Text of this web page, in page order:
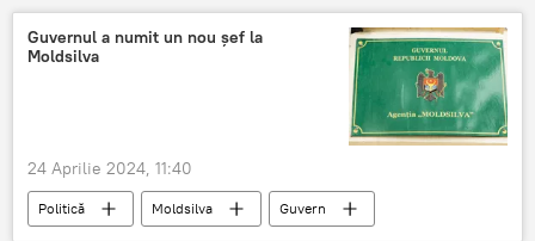
Guvernul a numit un nou șef la
Moldsilva
24 Aprilie 2024, 11:40
Politică Moldsilva Guvern